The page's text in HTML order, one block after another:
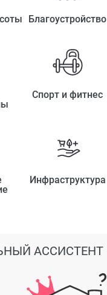
Благоустройство
Спорт и фитнес
Инфраструктура
АССИСТЕНТ